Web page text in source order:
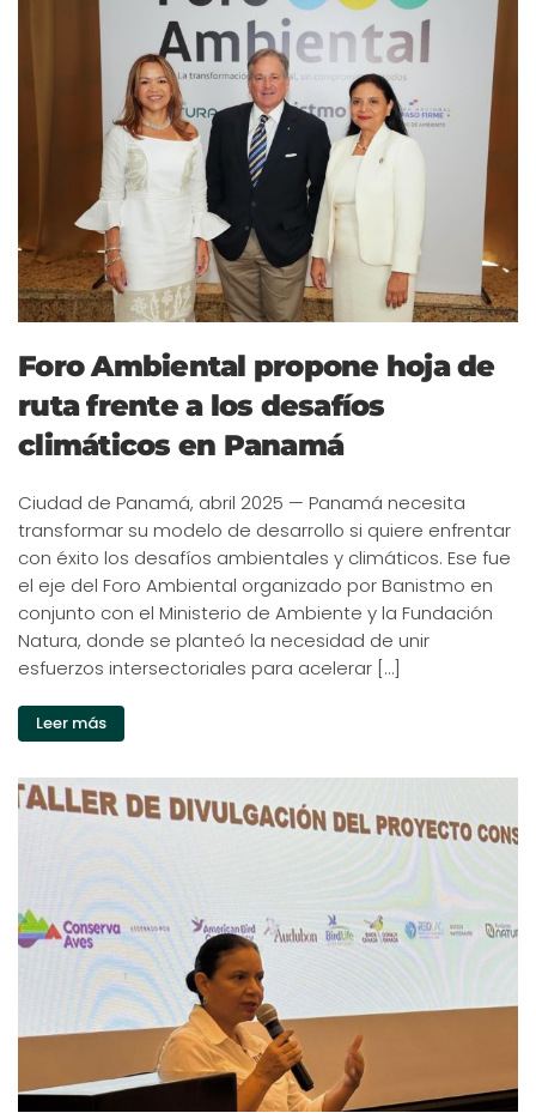
Foro Ambiental propone hoja de
ruta frente a los desafíos
climáticos en Panamá
Ciudad de Panamá, abril 2025 — Panamá necesita
transformar su modelo de desarrollo si quiere enfrentar
con éxito los desafíos ambientales y climáticos. Ese fue
el eje del Foro Ambiental organizado por Banistmo en
conjunto con el Ministerio de Ambiente y la Fundación
Natura, donde se planteó la necesidad de unir
esfuerzos intersectoriales para acelerar […]
Leer más